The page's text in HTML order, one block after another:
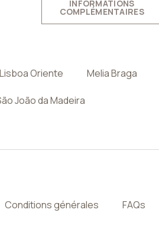
INFORMATIONS
COMPLÉMENTAIRES
Oriente Melia Braga
João da Madeira
Conditions générales FAQs